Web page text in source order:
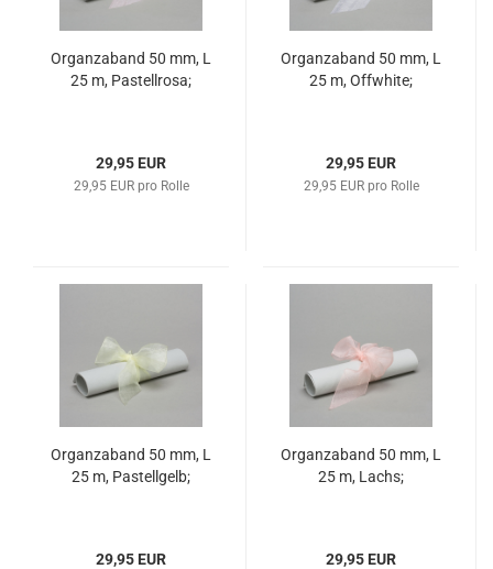
Organzaband 50 mm, L
25 m, Pastellrosa;
29,95 EUR
29,95 EUR pro Rolle
Organzaband 50 mm, L
25 m, Offwhite;
29,95 EUR
29,95 EUR pro Rolle
Organzaband 50 mm, L
25 m, Pastellgelb;
29,95 EUR
Organzaband 50 mm, L
25 m, Lachs;
29,95 EUR